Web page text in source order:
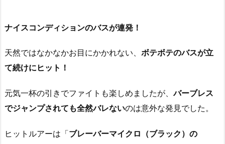
ナイスコンディションのバスが連発！
天然ではなかなかお目にかかれない、 ボテボテのバスが立
て続けにヒット！
元気一杯の引きでファイトも楽しめましたが、バーブレス
でジャンプされても全然バレないのは意外な発見でした。
ヒットルアーは「ブレーバーマイクロ（ブラック）の